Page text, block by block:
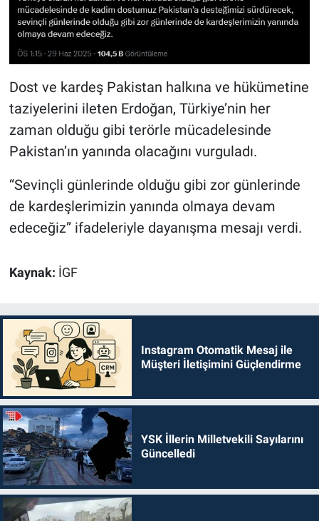
Dost ve kardeş Pakistan halkına ve hükümetine
taziyelerini ileten Erdoğan, Türkiye’nin her
zaman olduğu gibi terörle mücadelesinde
Pakistan’ın yanında olacağını vurguladı.
“Sevinçli günlerinde olduğu gibi zor günlerinde
de kardeşlerimizin yanında olmaya devam
edeceğiz” ifadeleriyle dayanışma mesajı verdi.
Kaynak: İGF
Instagram Otomatik Mesaj ile
Müşteri İletişimini Güçlendirme
YSK İllerin Milletvekili Sayılarını
Güncelledi